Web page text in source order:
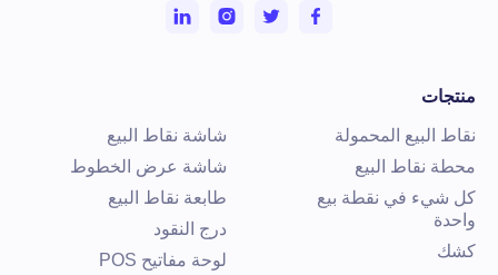
البيع المحمولة
نقاط البيع
شيء في نقطة بيع
شاشة نقاط البيع
شاشة عرض الخطوط
طابعة نقاط البيع
درج النقود
لوحة مفاتيح POS